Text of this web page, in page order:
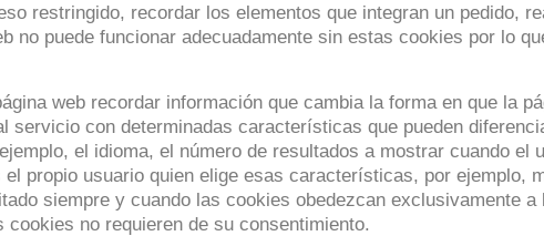
restringido, recordar los elementos que integran un pedido,
no puede funcionar adecuadamente sin estas cookies por lo
web recordar información que cambia la forma en que la
servicio con determinadas características que pueden
el idioma, el número de resultados a mostrar cuando el
propio usuario quien elige esas características, por ejemplo,
siempre y cuando las cookies obedezcan exclusivamente a
no requieren de su consentimiento.